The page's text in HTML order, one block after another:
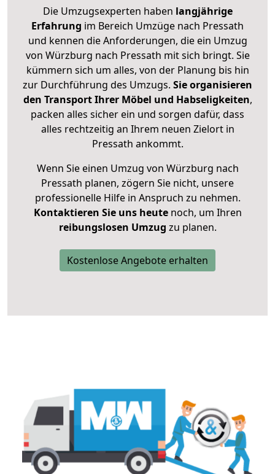
Die Umzugsexperten haben langjährige
Erfahrung im Bereich Umzüge nach Pressath
und kennen die Anforderungen, die ein Umzug
von Würzburg nach Pressath mit sich bringt. Sie
kümmern sich um alles, von der Planung bis hin
zur Durchführung des Umzugs. Sie organisieren
den Transport Ihrer Möbel und Habseligkeiten,
packen alles sicher ein und sorgen dafür, dass
alles rechtzeitig an Ihrem neuen Zielort in
Pressath ankommt.
Wenn Sie einen Umzug von Würzburg nach
Pressath planen, zögern Sie nicht, unsere
professionelle Hilfe in Anspruch zu nehmen.
Kontaktieren Sie uns heutenoch, um Ihren
reibungslosen Umzug zu planen.
Kostenlose Angebote erhalten